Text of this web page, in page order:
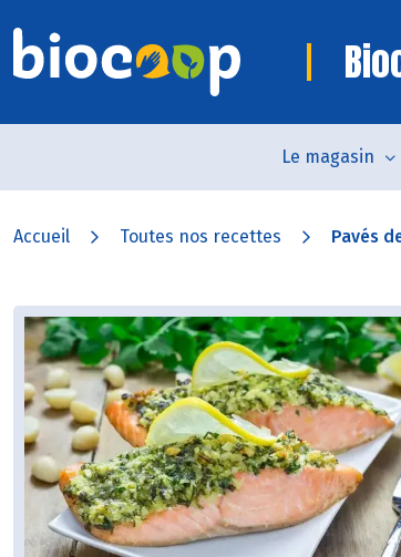
Le magasin
Accueil Toutes nos recettes Pavés